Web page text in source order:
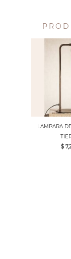
LAMPARA
$